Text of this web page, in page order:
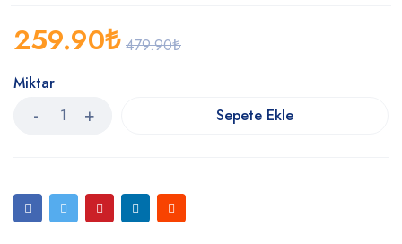
479.90₺
259.90₺
Miktar
Sepete Ekle